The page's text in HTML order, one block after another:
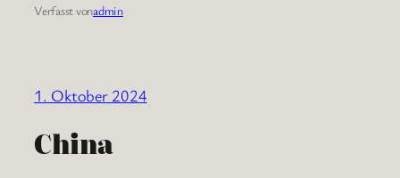
Verfasst vonadmin
1. Oktober 2024
China